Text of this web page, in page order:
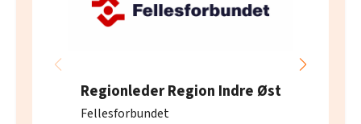
Regionleder Region Indre Øst
Fellesforbundet